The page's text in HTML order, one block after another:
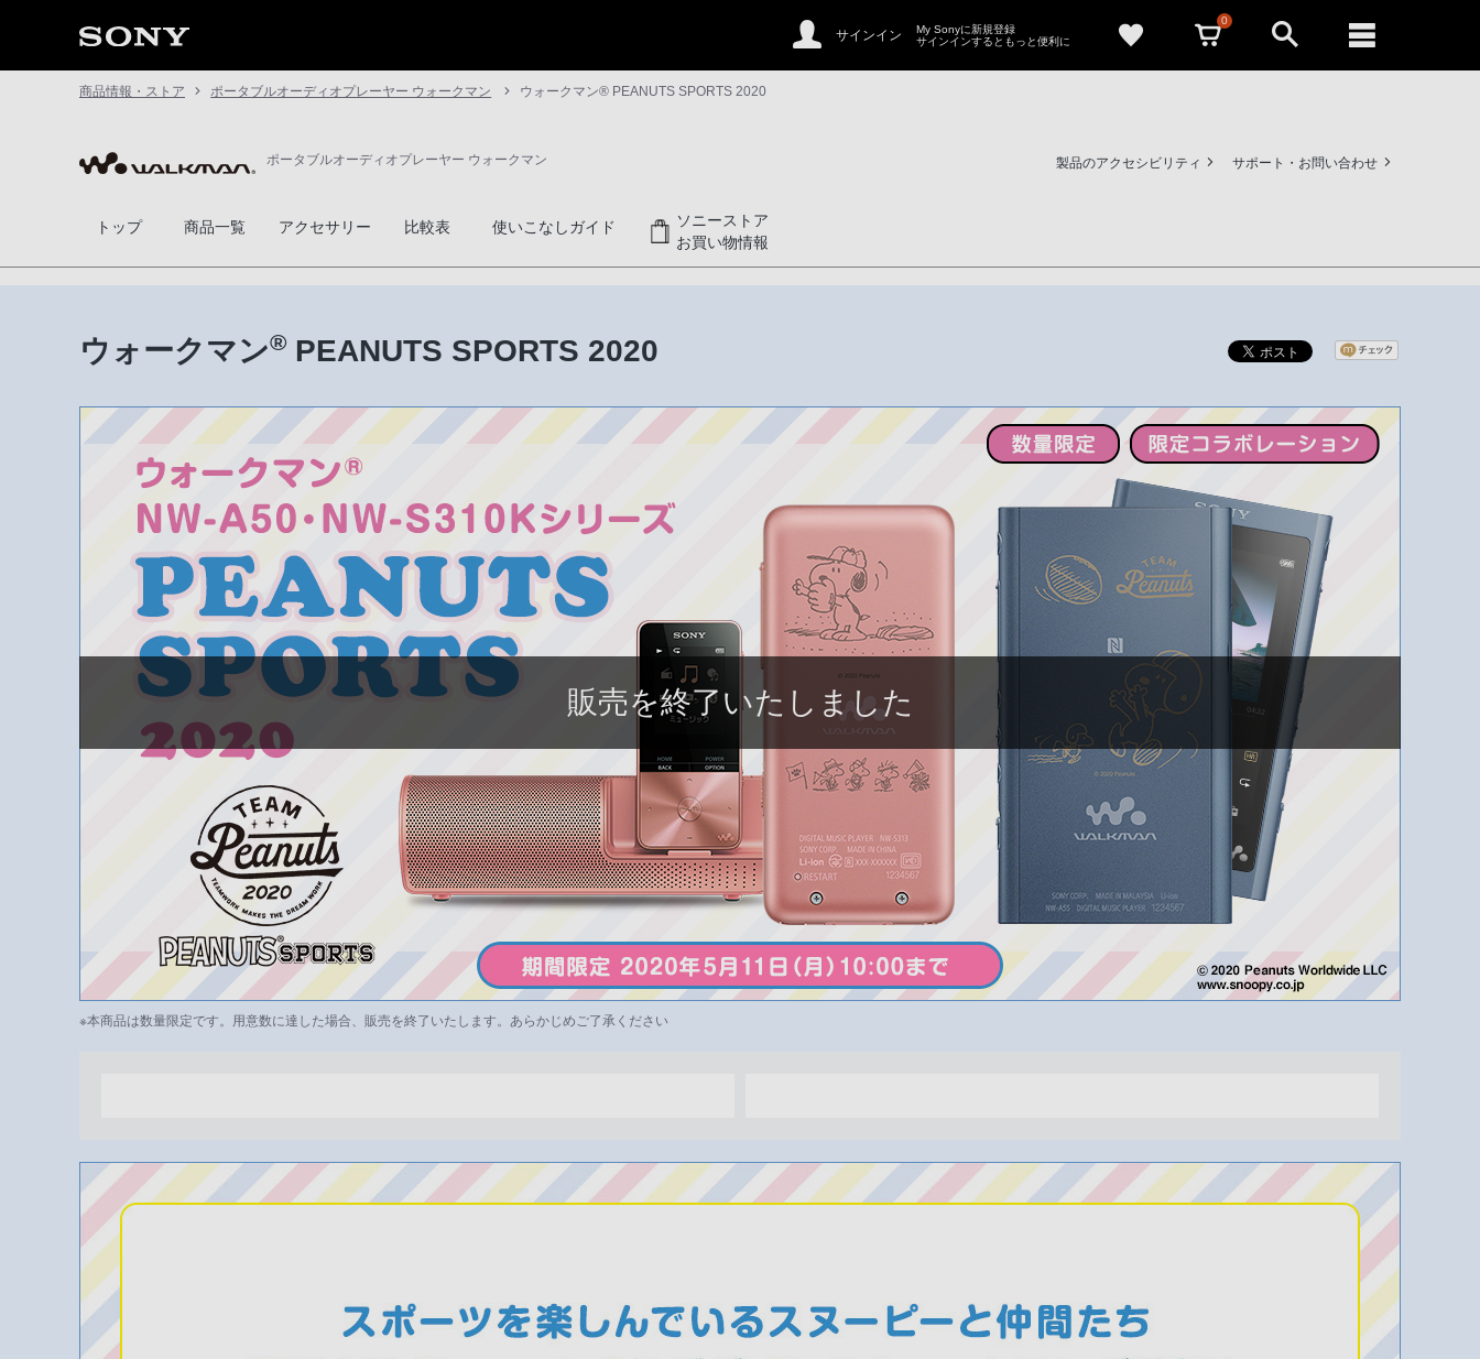
サインイン
My Sonyに新規登録
サインインするともっと便利に
0
商品情報・ストア ポータブルオーディオプレーヤー ウォークマン ウォークマン® PEANUTS SPORTS 2020
ポータブルオーディオプレーヤー ウォークマン 製品のアクセシビリティ サポート・お問い合わせ
トップ 商品一覧 アクセサリー 比較表 使いこなしガイド
ソニーストア
お買い物情報
ウォークマン® PEANUTS SPORTS 2020
販売を終了いたしました
※本商品は数量限定です。用意数に達した場合、販売を終了いたします。あらかじめご了承ください